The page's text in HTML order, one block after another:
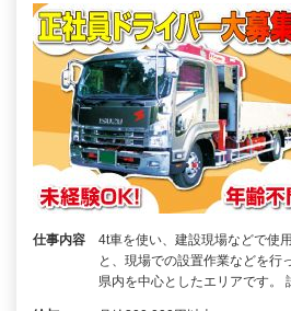
仕事内容
4t車を使い、建設現場などで使
と、現場での設置作業などを行
県内を中心としたエリアです。